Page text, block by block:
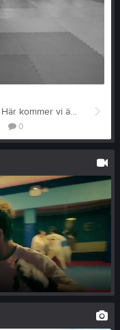
Nu flyttar vi vår hemsida m.m. till laget.se. Här kommer vi även att ha kalendarium, närvaroregistrering och en del annat nyttigt och roligt.
0